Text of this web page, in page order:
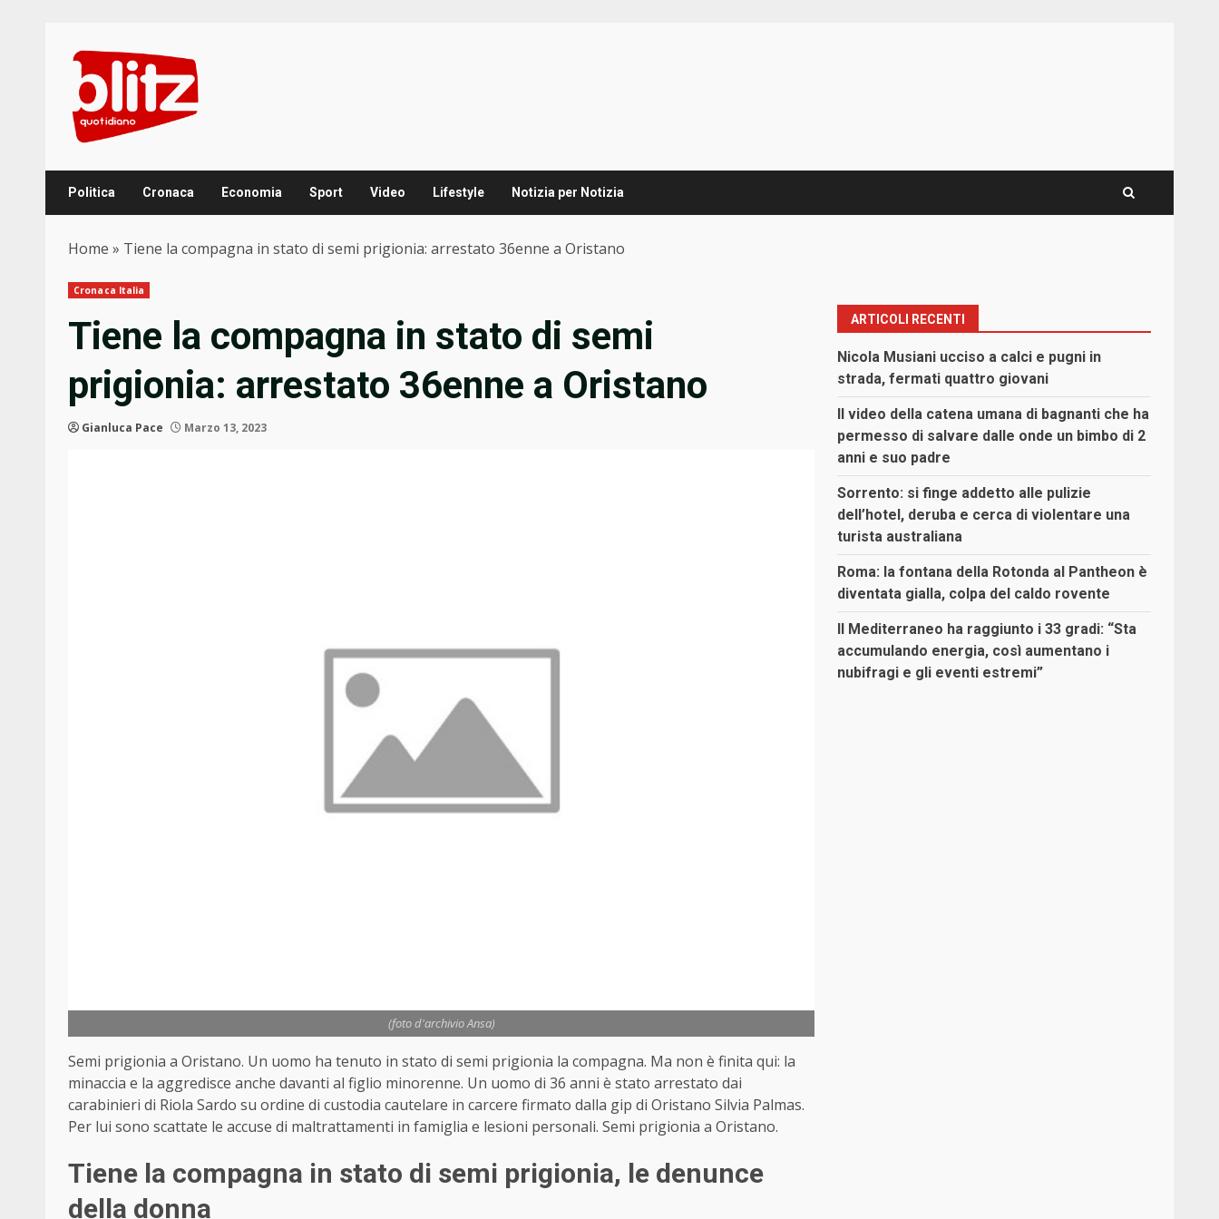
content
Politica Cronaca Economia Sport Video Lifestyle Notizia per Notizia
Home » Tiene la compagna in stato di semi prigionia: arrestato 36enne a Oristano
Cronaca Italia
Tiene la compagna in stato di semi
prigionia: arrestato 36enne a Oristano
Gianluca Pace Marzo 13, 2023
(foto d'archivio Ansa)
Semi prigionia a Oristano. Un uomo ha tenuto in stato di semi prigionia la compagna. Ma non è finita qui: la
minaccia e la aggredisce anche davanti al figlio minorenne. Un uomo di 36 anni è stato arrestato dai
carabinieri di Riola Sardo su ordine di custodia cautelare in carcere firmato dalla gip di Oristano Silvia Palmas.
Per lui sono scattate le accuse di maltrattamenti in famiglia e lesioni personali. Semi prigionia a Oristano.
Tiene la compagna in stato di semi prigionia, le denunce
della donna
ARTICOLI RECENTI
Nicola Musiani ucciso a calci e pugni in
strada, fermati quattro giovani
Il video della catena umana di bagnanti che ha
permesso di salvare dalle onde un bimbo di 2
anni e suo padre
Sorrento: si finge addetto alle pulizie
dell’hotel, deruba e cerca di violentare una
turista australiana
Roma: la fontana della Rotonda al Pantheon è
diventata gialla, colpa del caldo rovente
Il Mediterraneo ha raggiunto i 33 gradi: “Sta
accumulando energia, così aumentano i
nubifragi e gli eventi estremi”